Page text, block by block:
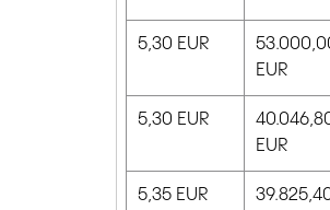
5,30 EUR
EUR
5,30 EUR
EUR
5,35 EUR